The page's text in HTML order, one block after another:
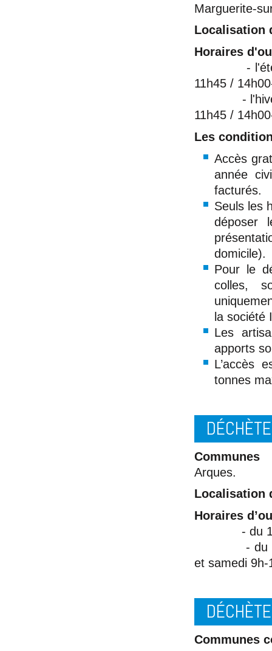
Marguerite-
Localisation
Horaires
- l'été, du
11h45 /
- l'hiver, du
11h45 /
Les
Accès
année
facturés.
Seuls les
déposer
domicile).
Pour le
colles,
la société
Les
apports
L’accès
tonnes
Arques.
Localisation
Horaires
- du 1er
- du 1er
et samedi
Communes